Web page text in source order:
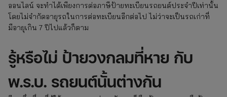
ออนไลน์ จะทำได้เพียงการต่อภาษีป้ายทะเบียนรถยนต์ประจำปีเท่านั้น
โดยไม่จำกัดอายุรถในการต่อทะเบียนอีกต่อไป ไม่ว่าจะเป็นรถเก่าที่
มีอายุเกิน 7 ปีไปแล้วก็ตาม
รู้หรือไม่ ป้ายวงกลมที่หาย กับ
พ.ร.บ. รถยนต์นั้นต่างกัน